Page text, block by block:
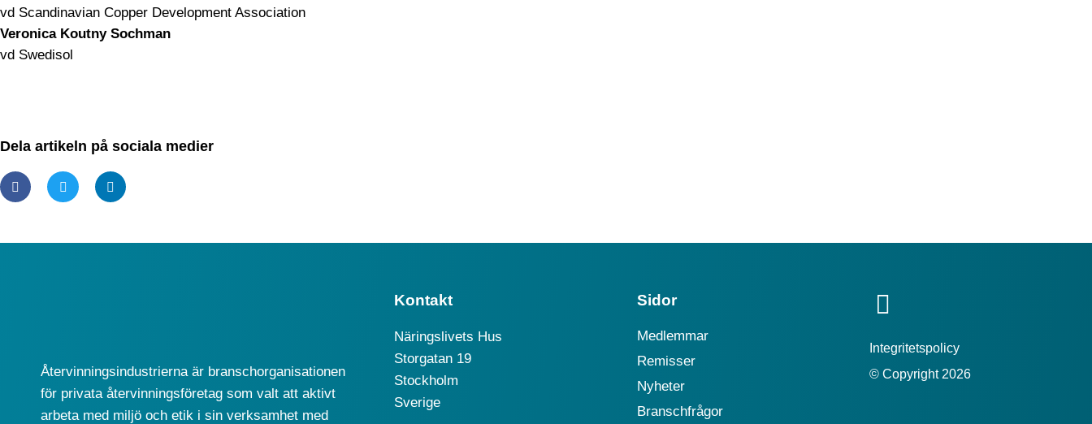
vd Scandinavian Copper Development Association
Veronica Koutny Sochman
vd Swedisol
Dela artikeln på sociala medier
Återvinningsindustrierna är branschorganisationen
för privata återvinningsföretag som valt att aktivt
arbeta med miljö och etik i sin verksamhet med
Kontakt
Näringslivets Hus
Storgatan 19
Stockholm
Sverige
Sidor
Medlemmar
Remisser
Nyheter
Branschfrågor
Integritetspolicy
© Copyright 2026